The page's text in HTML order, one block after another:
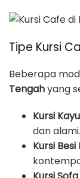
Tipe Kursi
Beberapa
Tengahyang
Kursi
dan alami.
Kursi